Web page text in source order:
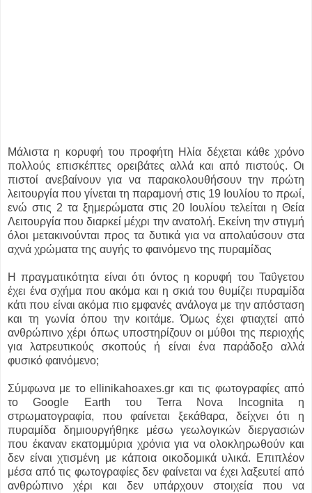
Μάλιστα η κορυφή του προφήτη Ηλία δέχεται κάθε χρόνο
πολλούς επισκέπτες ορειβάτες αλλά και από πιστούς. Οι
πιστοί ανεβαίνουν για να παρακολουθήσουν την πρώτη
λειτουργία που γίνεται τη παραμονή στις 19 Ιουλίου το πρωί,
ενώ στις 2 τα ξημερώματα στις 20 Ιουλίου τελείται η Θεία
Λειτουργία που διαρκεί μέχρι την ανατολή. Εκείνη την στιγμή
όλοι μετακινούνται προς τα δυτικά για να απολαύσουν στα
αχνά χρώματα της αυγής το φαινόμενο της πυραμίδας
Η πραγματικότητα είναι ότι όντος η κορυφή του Ταΰγετου
έχει ένα σχήμα που ακόμα και η σκιά του θυμίζει πυραμίδα
κάτι που είναι ακόμα πιο εμφανές ανάλογα με την απόσταση
και τη γωνία όπου την κοιτάμε. Όμως έχει φτιαχτεί από
ανθρώπινο χέρι όπως υποστηρίζουν οι μύθοι της περιοχής
για λατρευτικούς σκοπούς ή είναι ένα παράδοξο αλλά
φυσικό φαινόμενο;
Σύμφωνα με το ellinikahoaxes.gr και τις φωτογραφίες από
το Google Earth του Terra Nova Incognita η
στρωματογραφία, που φαίνεται ξεκάθαρα, δείχνει ότι η
πυραμίδα δημιουργήθηκε μέσω γεωλογικών διεργασιών
που έκαναν εκατομμύρια χρόνια για να ολοκληρωθούν και
δεν είναι χτισμένη με κάποια οικοδομικά υλικά. Επιπλέον
μέσα από τις φωτογραφίες δεν φαίνεται να έχει λαξευτεί από
ανθρώπινο χέρι και δεν υπάρχουν στοιχεία που να